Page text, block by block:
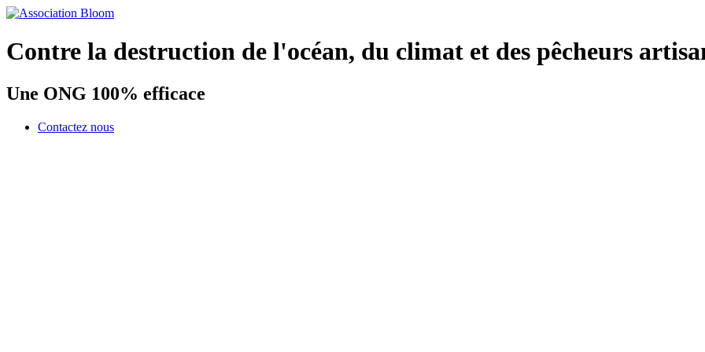
Contre la destruction de l'océan, du climat et des pêcheurs
Une ONG 100% efficace
Contactez nous